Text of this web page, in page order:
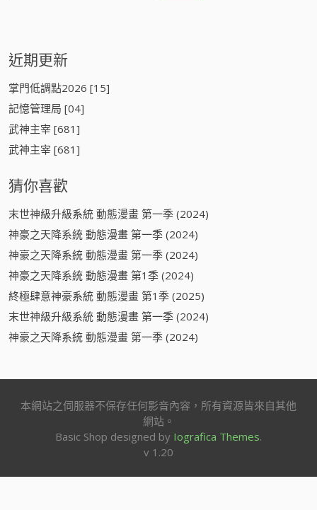
近期更新
掌門低調點2026 [15]
記憶管理局 [04]
武神主宰 [681]
武神主宰 [681]
猜你喜歡
末世神級升級系統 動態漫畫 第一季 (2024)
神豪之天降系統 動態漫畫 第一季 (2024)
神豪之天降系統 動態漫畫 第一季 (2024)
神豪之天降系統 動態漫畫 第1季 (2024)
終極肆意神豪系統 動態漫畫 第1季 (2025)
末世神級升級系統 動態漫畫 第一季 (2024)
神豪之天降系統 動態漫畫 第一季 (2024)
本網站之伺服器不保存任何影音內容，所有資源皆來自其他
網站。
Basic Shop designed by Iografica Themes.
v 1.20